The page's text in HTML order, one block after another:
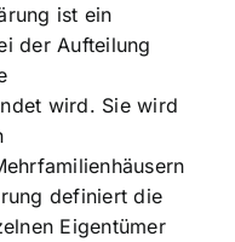
ist ein
der Aufteilung
wird. Sie wird
definiert die
Eigentümer